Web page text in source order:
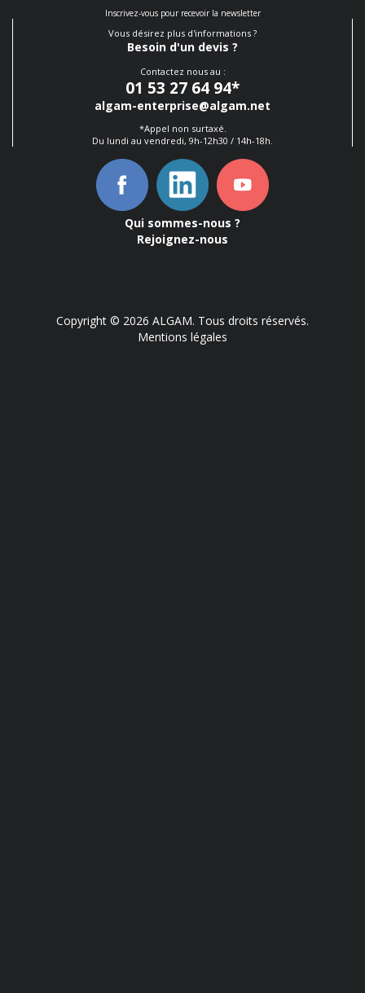
Inscrivez-vous pour recevoir la newsletter
Vous désirez plus d'informations ?
Besoin d'un devis ?
Contactez nous au :
01 53 27 64 94*
algam-enterprise@algam.net
*Appel non surtaxé.
Du lundi au vendredi, 9h-12h30 / 14h-18h.
Qui sommes-nous ?
Rejoignez-nous
Copyright © 2026 ALGAM. Tous droits réservés.
Mentions légales